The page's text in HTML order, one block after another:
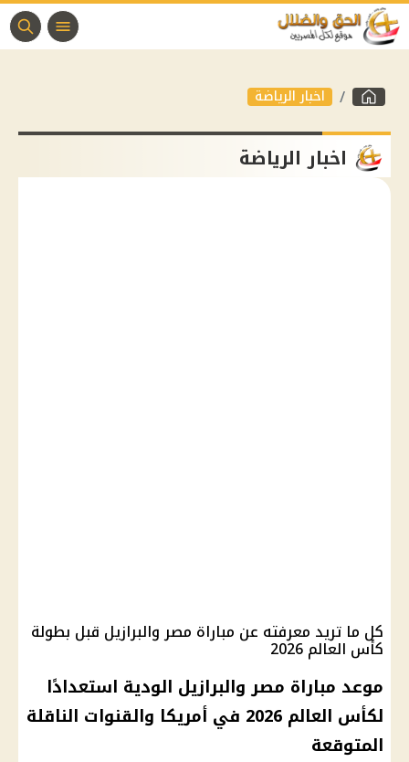
اخبار الرياضة
اخبار الرياضة
كل ما تريد معرفته عن مباراة مصر والبرازيل قبل بطولة
كأس العالم 2026
موعد مباراة مصر والبرازيل الودية استعدادًا
لكأس العالم 2026 في أمريكا والقنوات الناقلة
المتوقعة